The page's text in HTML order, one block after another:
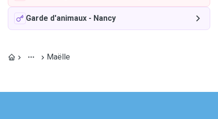
Garde d'animaux - Nancy
Maëlle